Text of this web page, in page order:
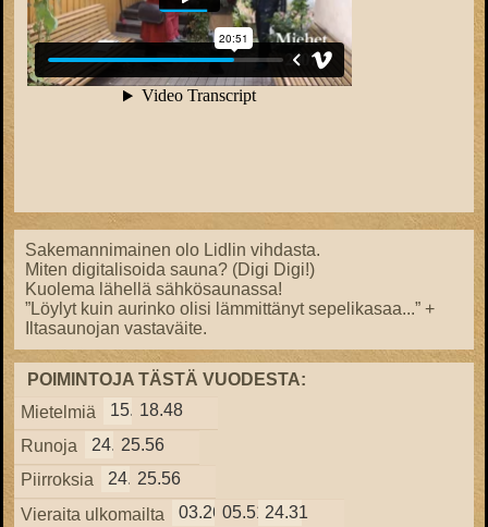
Sakemannimainen olo Lidlin vihdasta.
Miten digitalisoida sauna? (Digi Digi!)
Kuolema lähellä sähkösaunassa!
”Löylyt kuin aurinko olisi lämmittänyt sepelikasaa...” +
Iltasaunojan vastaväite.
POIMINTOJA TÄSTÄ VUODESTA:
Mietelmiä
15.5718.48
Runoja
24.3825.56
Piirroksia
24.3825.56
Vieraita ulkomailta
03.2605.51 24.31